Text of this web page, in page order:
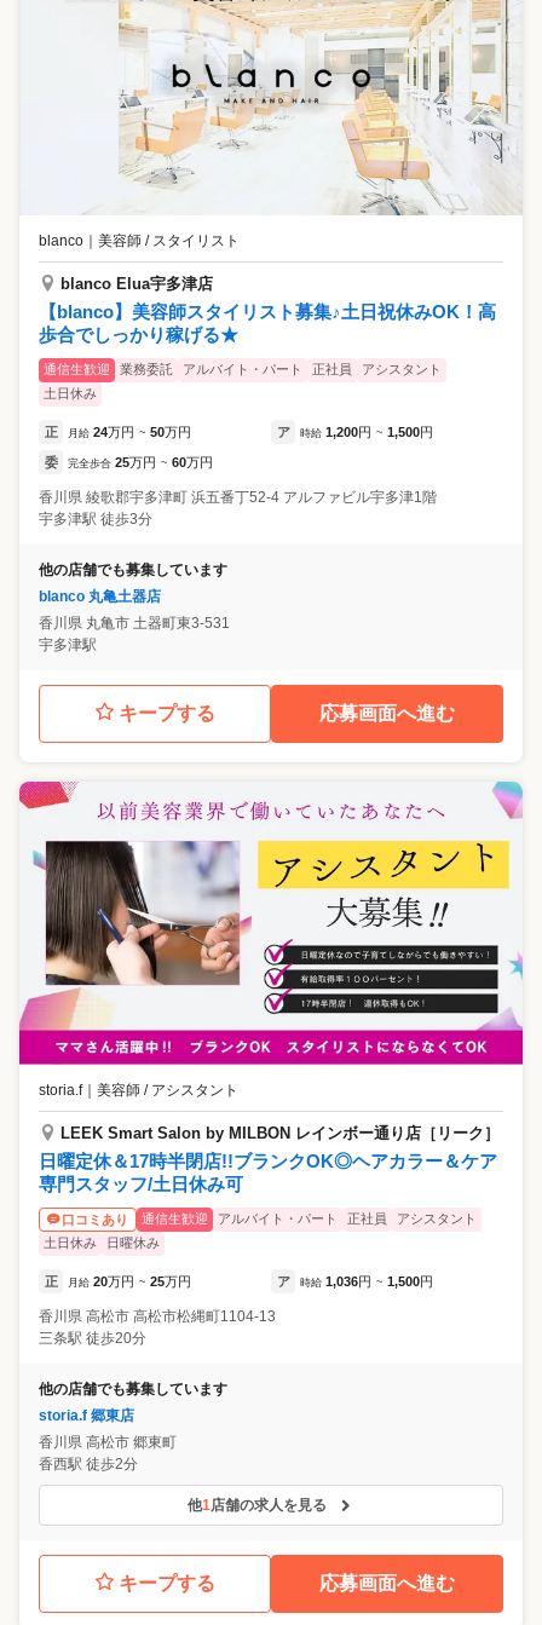
blanco ｜ 美容師 / スタイリスト
blanco Elua宇多津店
【blanco】美容師スタイリスト募集♪土日祝休みOK！高
歩合でしっかり稼げる★
通信生歓迎 業務委託 アルバイト・パート 正社員
アシスタント
土日休み
正 月給 24万円 ~ 50万円 ア 時給 1,200円 ~ 1,500円
委 完全歩合 25万円 ~ 60万円
香川県 綾歌郡宇多津町 浜五番丁52-4 アルファビル宇多津1階
宇多津駅 徒歩3分
他の店舗でも募集しています
blanco 丸亀土器店
香川県 丸亀市 土器町東3-531
宇多津駅
キープする 応募画面へ進む
storia.f｜ 美容師 / アシスタント
LEEK Smart Salon by MILBON レインボー通り店［リーク］
日曜定休＆17時半閉店!!ブランクOK◎ヘアカラー＆ケア
専門スタッフ/土日休み可
口コミあり 通信生歓迎 アルバイト・パート 正社員
アシスタント
土日休み
日曜休み
正 月給 20万円 ~ 25万円 ア 時給 1,036円 ~ 1,500円
香川県 高松市 高松市松縄町1104-13
三条駅 徒歩20分
他の店舗でも募集しています
storia.f 郷東店
香川県 高松市 郷東町
香西駅 徒歩2分
他1店舗の求人を見る
キープする 応募画面へ進む